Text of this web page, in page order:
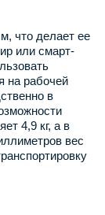
что делает ее
или смарт-
на рабочей
в
4,9 кг, а в
вес